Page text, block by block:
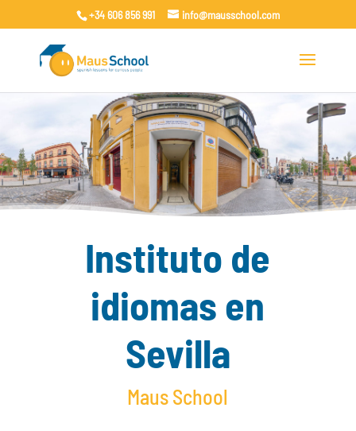
+34 606 856 991 info@mausschool.com
Instituto de
idiomas en
Sevilla
Maus School